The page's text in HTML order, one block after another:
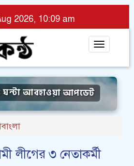
2026, 10:09 am
Toggle
ঘন্টা আবহাওয়া আপডেট
লীগের ৩ নেতাকর্মী